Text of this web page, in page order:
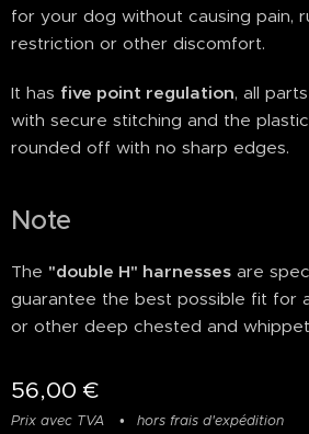
for your dog without causing pain,
restriction or other discomfort.
It has five point regulation, all
with secure stitching and the
rounded off with no sharp edges.
Note
The "double H" harnesses are
guarantee the best possible fit for
or other deep chested and
56,00 €
Prix avec TVA hors frais d'expédition